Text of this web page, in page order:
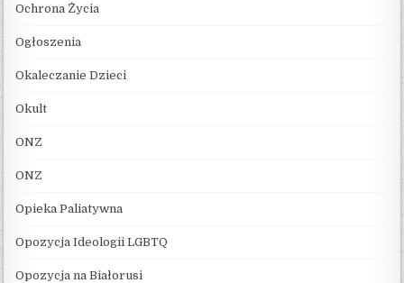
Ochrona Życia
Ogłoszenia
Okaleczanie Dzieci
Okult
ONZ
ONZ
Opieka Paliatywna
Opozycja Ideologii LGBTQ
Opozycja na Białorusi